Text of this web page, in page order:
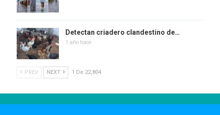
Detectan criadero clandestino de…
1 año hace
PREV NEXT 1 De 22,804